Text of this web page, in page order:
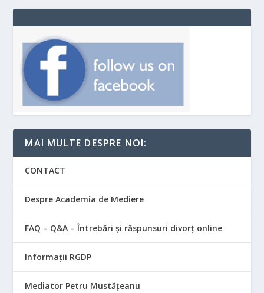
MAI MULTE DESPRE NOI:
CONTACT
Despre Academia de Mediere
FAQ – Q&A – Întrebări și răspunsuri divorț online
Informații RGDP
Mediator Petru Mustățeanu